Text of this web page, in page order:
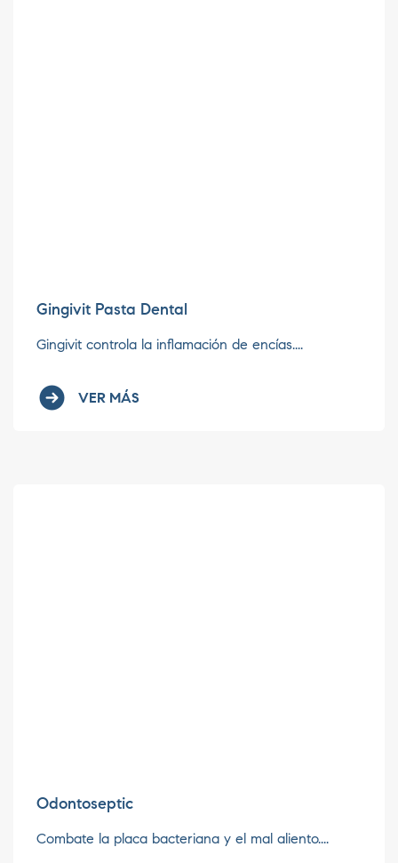
Gingivit Pasta Dental
Gingivit controla la inflamación de encías....
VER MÁS
Odontoseptic
Combate la placa bacteriana y el mal aliento....